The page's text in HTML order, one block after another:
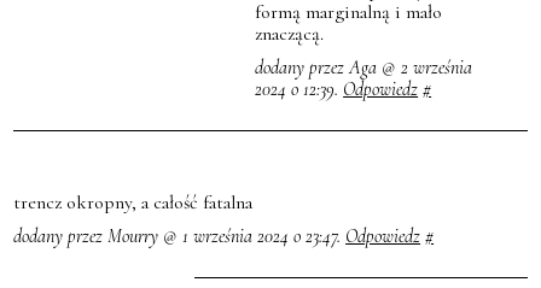
formą marginalną i mało
znaczącą.
dodany przez Aga @ 2 września
2024 o 12:39. Odpowiedz #
trencz okropny, a całość fatalna
dodany przez Mourry @ 1 września 2024 o 23:47. Odpowiedz #